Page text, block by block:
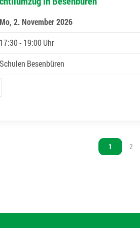
Mo, 2. November 2026
17:30 - 19:00 Uhr
Schulen Besenbüren
Vous êtes
1 2